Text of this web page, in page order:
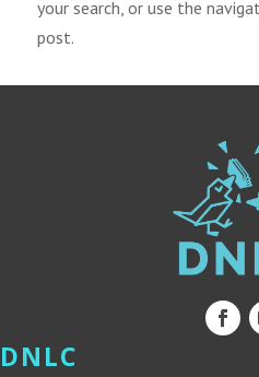
your search, or use the
post.
DNLC